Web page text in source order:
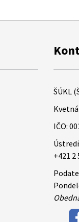
ŠÚKL
IČO:
+421 2